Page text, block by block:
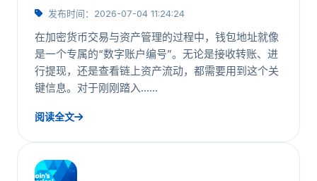
发布时间：2026-07-04 11:24:24
在加密货币交易与资产管理的过程中，钱包地址就像
是一个专属的“数字账户编号”。无论是接收转账、进
行提现，还是查看链上资产流动，都需要用到这个关
键信息。对于刚刚踏入……
阅读全文